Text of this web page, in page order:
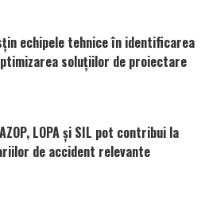
echipele tehnice în identificarea
soluțiilor de proiectare
LOPA și SIL pot contribui la
de accident relevante